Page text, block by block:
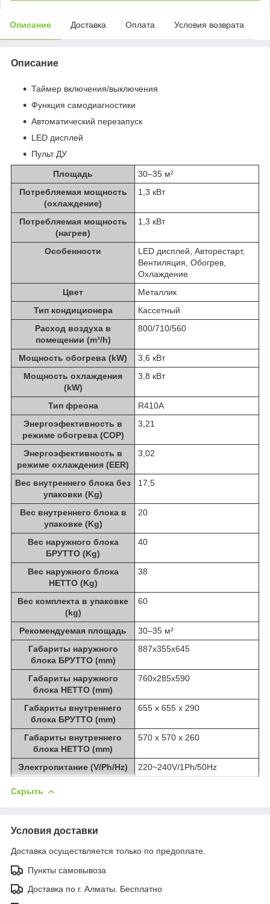
Описание Доставка Оплата Условия возврата
Описание
Таймер включения/выключения
Функция самодиагностики
Автоматический перезапуск
LED дисплей
Пульт ДУ
Площадь
30–35 м²
Потребляемая мощность
(охлаждение)
1,3 кВт
Потребляемая мощность
(нагрев)
1,3 кВт
Особенности
LED дисплей, Авторестарт,
Вентиляция, Обогрев,
Охлаждение
Цвет
Металлик
Тип кондиционера
Кассетный
Расход воздуха в
помещении (m³/h)
800/710/560
Мощность обогрева (kW)
3,6 кВт
Мощность охлаждения
(kW)
3,8 кВт
Тип фреона
R410A
Энергоэфективность в
режиме обогрева (COP)
3,21
Энергоэфективность в
режиме охлаждения (EER)
3,02
Вес внутреннего блока без
упаковки (Kg)
17,5
Вес внутреннего блока в
упаковке (Kg)
20
Вес наружного блока
БРУТТО (Kg)
40
Вес наружного блока
НЕТТО (Kg)
38
Вес комплекта в упаковке
(kg)
60
Рекомендуемая площадь
30–35 м²
Габариты наружного
блока БРУТТО (mm)
887x355x645
Габариты наружного
блока НЕТТО (mm)
760x285x590
Габариты внутреннего
блока БРУТТО (mm)
655 x 655 x 290
Габариты внутреннего
блока НЕТТО (mm)
570 x 570 x 260
Электропитание (V/Ph/Hz) 220~240V/1Ph/50Hz
Скрыть
Условия доставки
Доставка осуществляется только по предоплате.
Пункты самовывоза
Доставка по г. Алматы. Бесплатно